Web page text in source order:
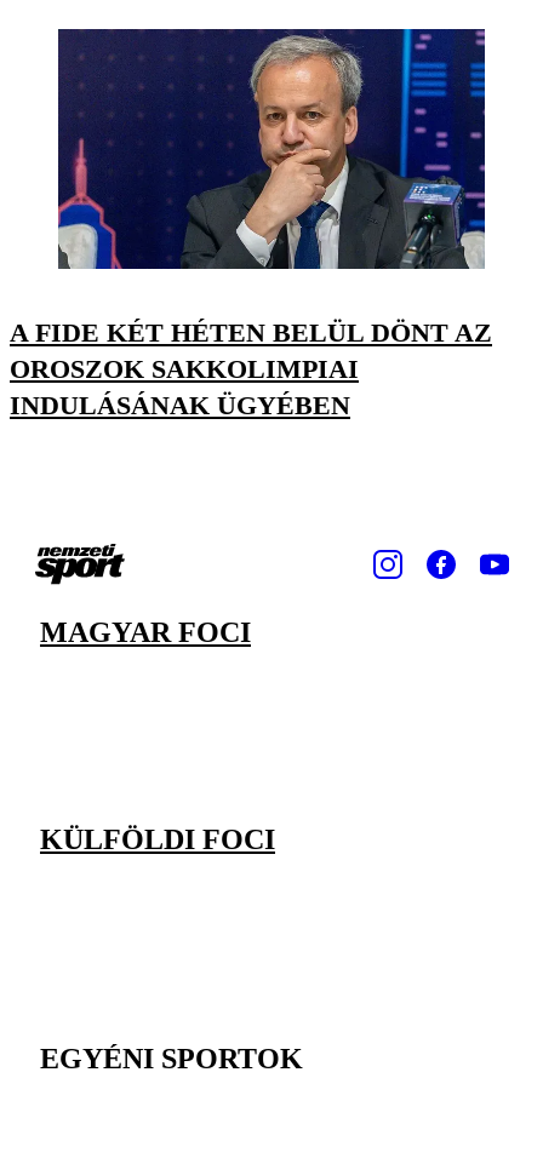
A FIDE KÉT HÉTEN BELÜL DÖNT AZ
OROSZOK SAKKOLIMPIAI
INDULÁSÁNAK ÜGYÉBEN
MAGYAR FOCI
KÜLFÖLDI FOCI
EGYÉNI SPORTOK